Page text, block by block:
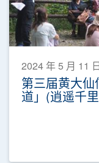
2024 年 5 月 11
第三届黄大仙
道」(逍遥千